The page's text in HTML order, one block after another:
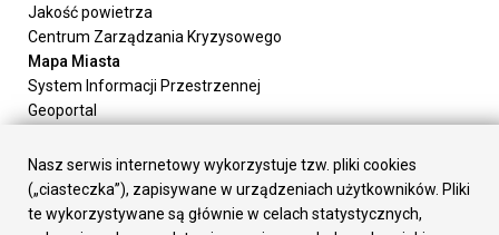
Jakość powietrza
Centrum Zarządzania Kryzysowego
Mapa Miasta
System Informacji Przestrzennej
Geoportal
Załatw sprawę
Prezydent Miasta
Rada Miasta
Nasz serwis internetowy wykorzystuje tzw. pliki cookies
(„ciasteczka”), zapisywane w urządzeniach użytkowników. Pliki
te wykorzystywane są głównie w celach statystycznych,